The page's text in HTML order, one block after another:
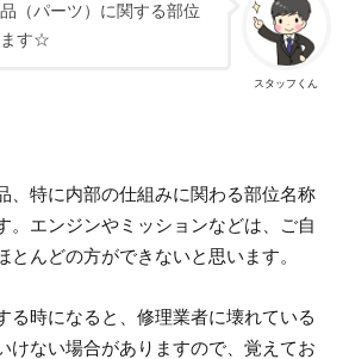
スタッフくん
（パーツ）に関する部位
ます☆
、特に内部の仕組みに関わる部位名称
。エンジンやミッションなどは、ご自
とんどの方ができないと思います。
る時になると、修理業者に壊れている
けない場合がありますので、覚えてお